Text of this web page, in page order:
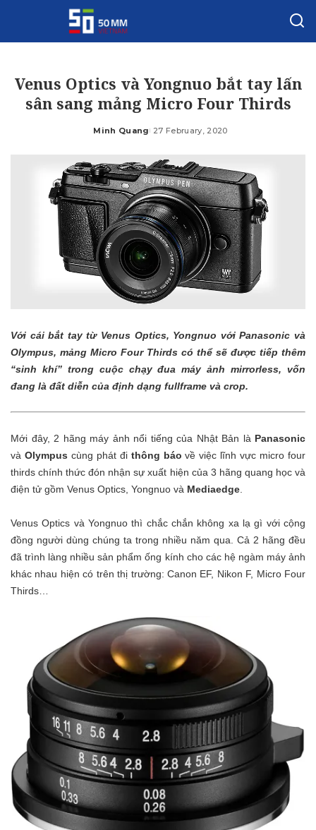
Venus Optics và Yongnuo bắt tay lấn
sân sang mảng Micro Four Thirds
Posted
Minh Quang 27 February, 2020
Với cái bắt tay từ Venus Optics, Yongnuo vớiPanasonic và
Olympus, mảng Micro Four Thirds có thểsẽ được tiếp thêm
“sinh khí” trong cuộc chạy đua máy ảnh mirrorless, vốn
đang là đất diễn của định dạng fullframe và crop.
Mới đây, 2 hãng máy ảnh nổi tiếng của Nhật Bản là Panasonic
và Olympus cùng phát đi thông báo về việc lĩnh vực micro four
thirds chính thức đón nhận sự xuất hiện của 3 hãng quang học và
điện tử gồm Venus Optics, Yongnuo và Mediaedge.
Venus Optics và Yongnuo thì chắc chắn không xa lạ gì với cộng
đồng người dùng chúng ta trong nhiều năm qua. Cả 2 hãng đều
đã trình làng nhiều sản phẩm ống kính cho các hệ ngàm máy ảnh
khác nhau hiện có trên thị trường: Canon EF, Nikon F, Micro Four
Thirds…